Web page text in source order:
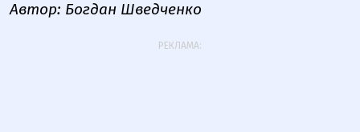
Автор: Богдан Шведченко
РЕКЛАМА: